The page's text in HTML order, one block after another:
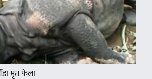
मृत फेला